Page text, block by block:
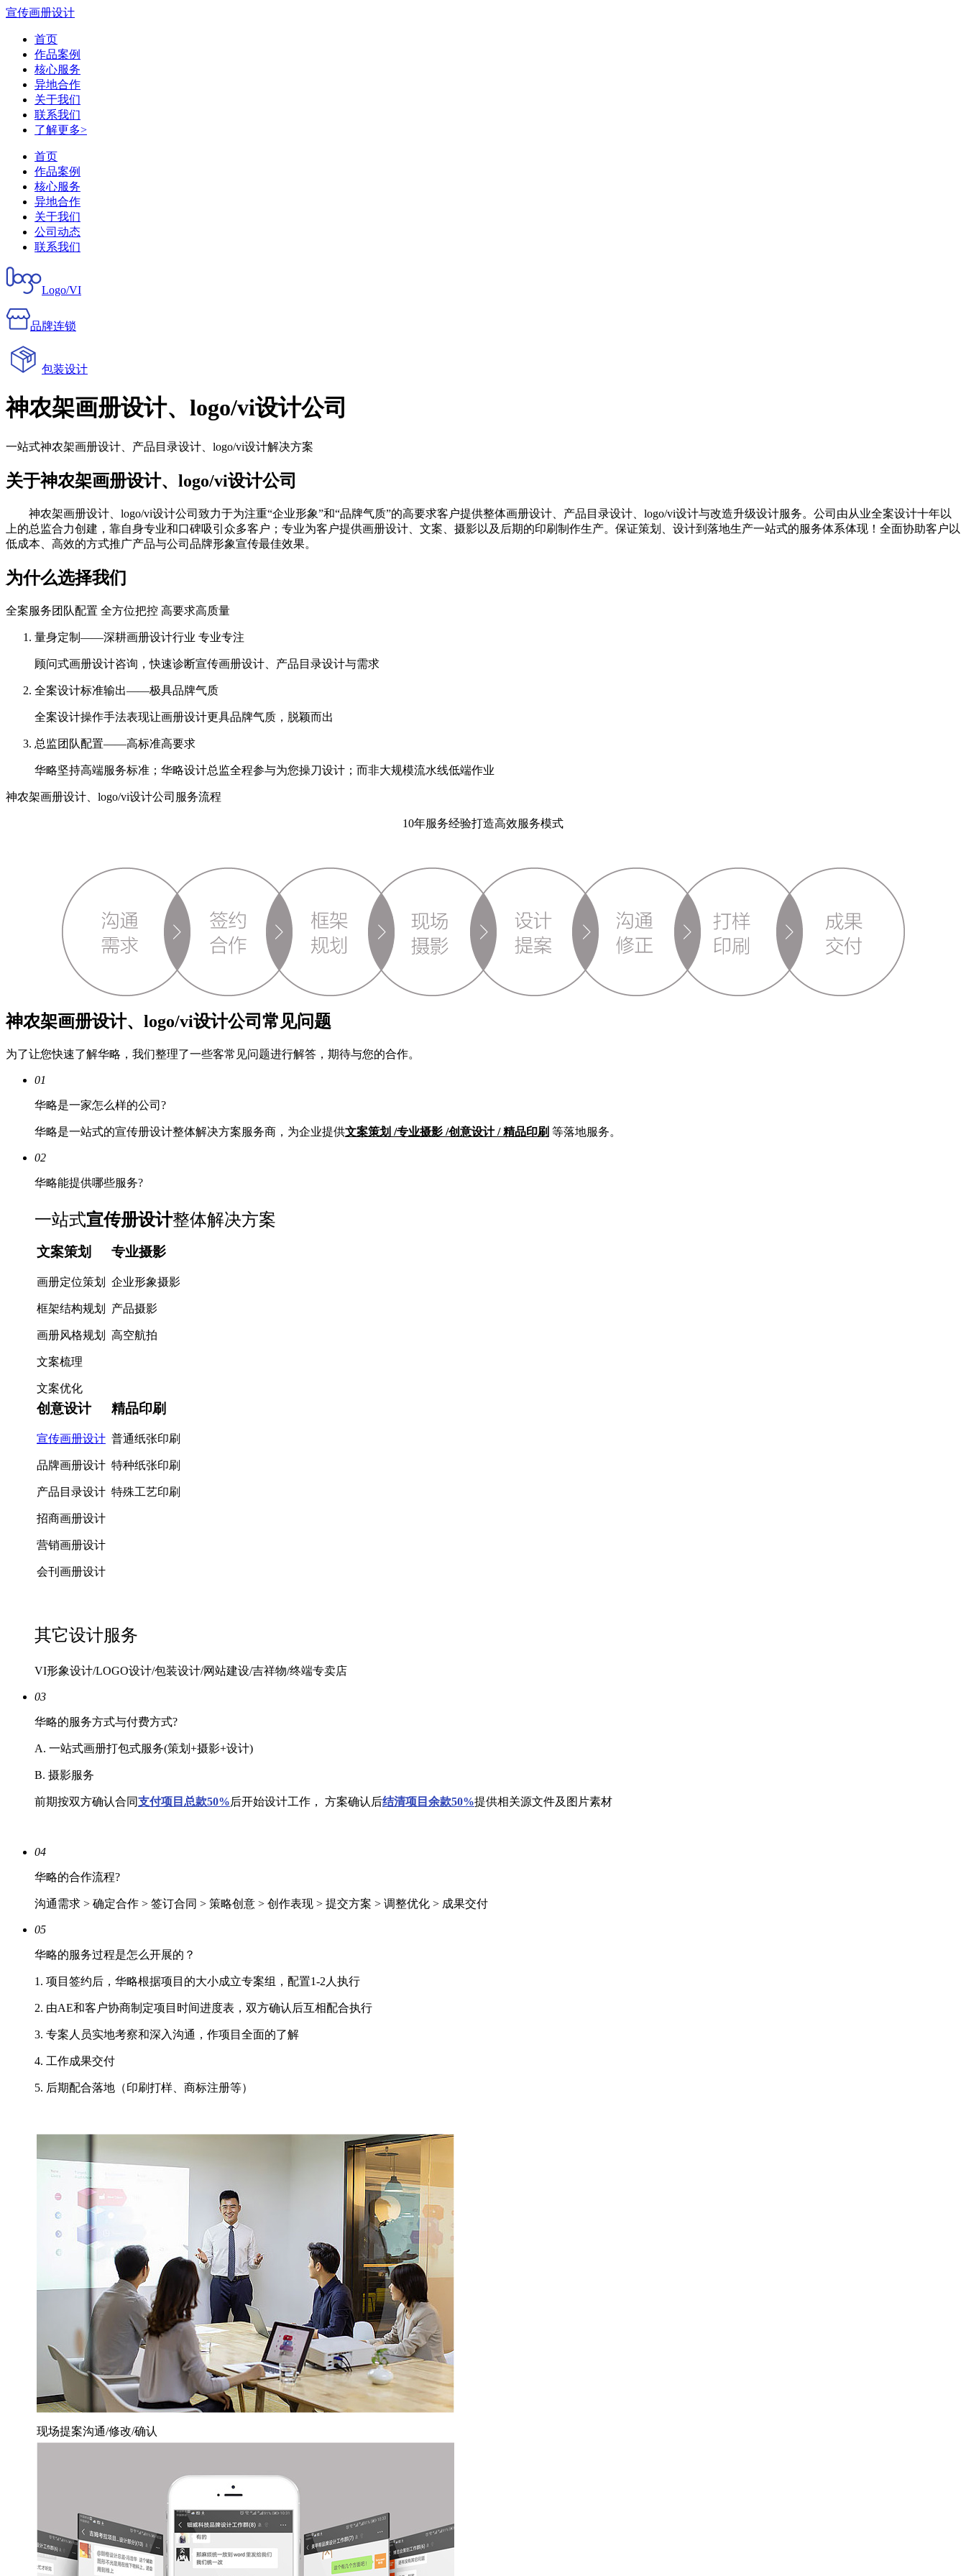
宣传画册设计
首页
作品案例
核心服务
异地合作
关于我们
联系我们
了解更多>
首页
作品案例
核心服务
异地合作
关于我们
公司动态
联系我们
Logo/VI
品牌连锁
包装设计
神农架画册设计、logo/vi设计公司
一站式神农架画册设计、产品目录设计、logo/vi设计解决方案
关于神农架画册设计、logo/vi设计公司
神农架画册设计、logo/vi设计公司致力于为注重“企业形象”和“品牌气质”的高要求客户提供整体画册设计、产品目录设计、logo/vi设计与改造升级设计服务。公司由从业全案设计十年以
上的总监合力创建，靠自身专业和口碑吸引众多客户；专业为客户提供画册设计、文案、摄影以及后期的印刷制作生产。保证策划、设计到落地生产一站式的服务体系体现！全面协助客户以
低成本、高效的方式推广产品与公司品牌形象宣传最佳效果。
为什么选择我们
全案服务团队配置 全方位把控 高要求高质量
量身定制——深耕画册设计行业 专业专注
顾问式画册设计咨询，快速诊断宣传画册设计、产品目录设计与需求
全案设计标准输出——极具品牌气质
全案设计操作手法表现让画册设计更具品牌气质，脱颖而出
总监团队配置——高标准高要求
华略坚持高端服务标准；华略设计总监全程参与为您操刀设计；而非大规模流水线低端作业
神农架画册设计、logo/vi设计公司服务流程
10年服务经验打造高效服务模式
神农架画册设计、logo/vi设计公司常见问题
为了让您快速了解华略，我们整理了一些客常见问题进行解答，期待与您的合作。
01
华略是一家怎么样的公司?
华略是一站式的宣传册设计整体解决方案服务商，为企业提供文案策划 /专业摄影 /创意设计 / 精品印刷 等落地服务。
02
华略能提供哪些服务?
一站式宣传册设计整体解决方案
文案策划
画册定位策划
框架结构规划
画册风格规划
文案梳理
文案优化
专业摄影
企业形象摄影
产品摄影
高空航拍
创意设计
宣传画册设计
品牌画册设计
产品目录设计
招商画册设计
营销画册设计
会刊画册设计
精品印刷
普通纸张印刷
特种纸张印刷
特殊工艺印刷
其它设计服务
VI形象设计/LOGO设计/包装设计/网站建设/吉祥物/终端专卖店
03
华略的服务方式与付费方式?
A. 一站式画册打包式服务(策划+摄影+设计)
B. 摄影服务
前期按双方确认合同支付项目总款50%后开始设计工作， 方案确认后结清项目余款50%提供相关源文件及图片素材
04
华略的合作流程?
沟通需求 > 确定合作 > 签订合同 > 策略创意 > 创作表现 > 提交方案 > 调整优化 > 成果交付
05
华略的服务过程是怎么开展的？
1. 项目签约后，华略根据项目的大小成立专案组，配置1-2人执行
2. 由AE和客户协商制定项目时间进度表，双方确认后互相配合执行
3. 专案人员实地考察和深入沟通，作项目全面的了解
4. 工作成果交付
5. 后期配合落地（印刷打样、商标注册等）
现场提案沟通/修改/确认